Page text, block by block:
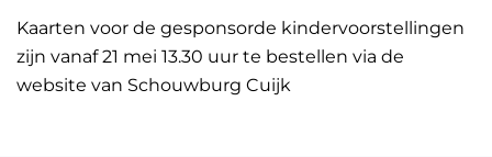
Kaarten voor de gesponsorde kindervoorstellingen
zijn vanaf 21 mei 13.30 uur te bestellen via de
website van Schouwburg Cuijk